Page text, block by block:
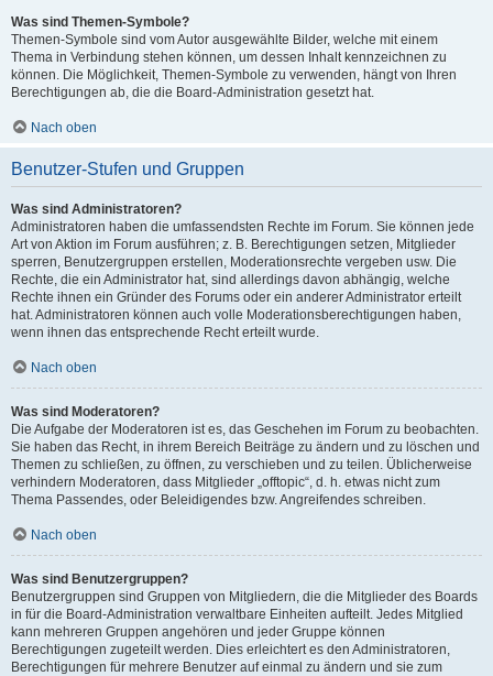
Was sind Themen-Symbole?
Themen-Symbole sind vom Autor ausgewählte Bilder, welche mit einem
Thema in Verbindung stehen können, um dessen Inhalt kennzeichnen zu
können. Die Möglichkeit, Themen-Symbole zu verwenden, hängt von Ihren
Berechtigungen ab, die die Board-Administration gesetzt hat.
Nach oben
Benutzer-Stufen und Gruppen
Was sind Administratoren?
Administratoren haben die umfassendsten Rechte im Forum. Sie können jede
Art von Aktion im Forum ausführen; z. B. Berechtigungen setzen, Mitglieder
sperren, Benutzergruppen erstellen, Moderationsrechte vergeben usw. Die
Rechte, die ein Administrator hat, sind allerdings davon abhängig, welche
Rechte ihnen ein Gründer des Forums oder ein anderer Administrator erteilt
hat. Administratoren können auch volle Moderationsberechtigungen haben,
wenn ihnen das entsprechende Recht erteilt wurde.
Nach oben
Was sind Moderatoren?
Die Aufgabe der Moderatoren ist es, das Geschehen im Forum zu beobachten.
Sie haben das Recht, in ihrem Bereich Beiträge zu ändern und zu löschen und
Themen zu schließen, zu öffnen, zu verschieben und zu teilen. Üblicherweise
verhindern Moderatoren, dass Mitglieder „offtopic“, d. h. etwas nicht zum
Thema Passendes, oder Beleidigendes bzw. Angreifendes schreiben.
Nach oben
Was sind Benutzergruppen?
Benutzergruppen sind Gruppen von Mitgliedern, die die Mitglieder des Boards
in für die Board-Administration verwaltbare Einheiten aufteilt. Jedes Mitglied
kann mehreren Gruppen angehören und jeder Gruppe können
Berechtigungen zugeteilt werden. Dies erleichtert es den Administratoren,
Berechtigungen für mehrere Benutzer auf einmal zu ändern und sie zum